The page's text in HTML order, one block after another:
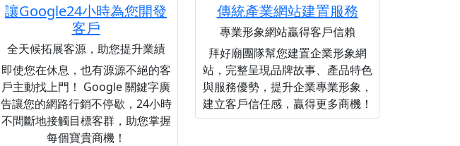
讓Google24小時為您開發
客戶
全天候拓展客源，助您提升業績
即使您在休息，也有源源不絕的客
戶主動找上門！ Google 關鍵字廣
告讓您的網路行銷不停歇，24小時
不間斷地接觸目標客群，助您掌握
每個寶貴商機！
傳統產業網站建置服務
專業形象網站贏得客戶信賴
拜好廟團隊幫您建置企業形象網
站，完整呈現品牌故事、產品特色
與服務優勢，提升企業專業形象，
建立客戶信任感，贏得更多商機！